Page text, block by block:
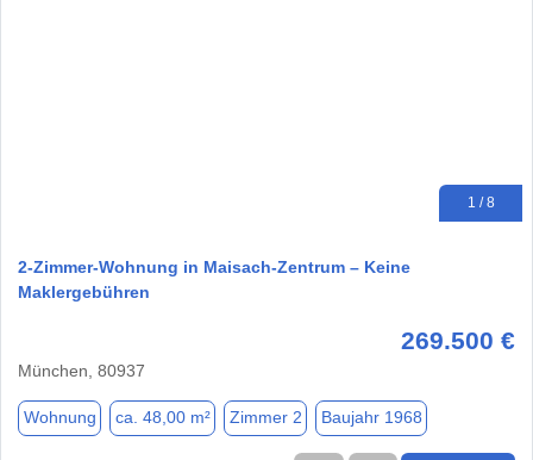
1 / 8
2-Zimmer-Wohnung in Maisach-Zentrum – Keine
Maklergebühren
269.500 €
München, 80937
Wohnung ca. 48,00 m² Zimmer 2 Baujahr 1968